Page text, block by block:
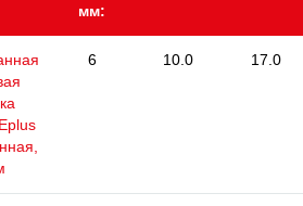
мм:
6 10.0 17.0